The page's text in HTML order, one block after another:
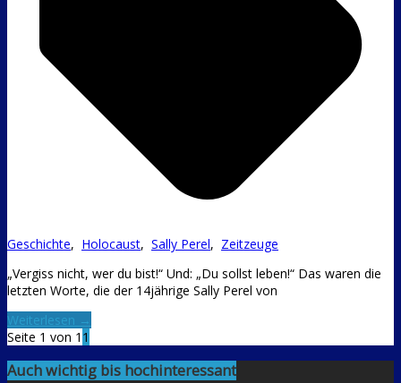
Geschichte, Holocaust, Sally Perel, Zeitzeuge
„Vergiss nicht, wer du bist!“ Und: „Du sollst leben!“ Das waren die
letzten Worte, die der 14jährige Sally Perel von
Weiterlesen →
Seite 1 von 1 1
Auch wichtig bis hochinteressant